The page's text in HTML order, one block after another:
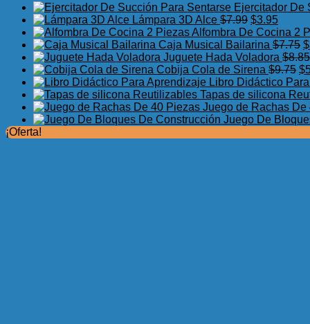
Ejercitador De
Lámpara 3D Alce $7.99 El
precio
original
era:
$7.99.
$3.95El
precio
actual
es:
$3.95.
Alfombra De Cocina 2
Caja Musical Bailarina $7.75 $
Juguete Hada Voladora $8.85
Cobija Cola de Sirena $9.75 El
$
Libro Didáctico
Tapas de silicona
Juego de Rachas De
Juego De
¡Oferta!